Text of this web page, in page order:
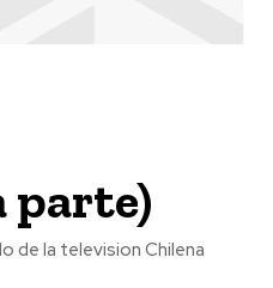
parte)
de la television Chilena